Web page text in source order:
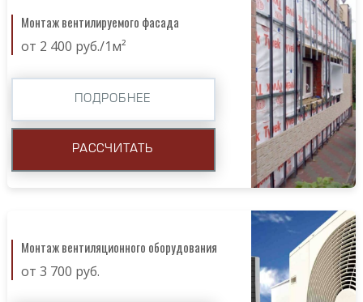
Монтаж вентилируемого фасада
от 2 400 руб./1м²
ПОДРОБНЕЕ
РАССЧИТАТЬ
Монтаж вентиляционного оборудования
от 3 700 руб.